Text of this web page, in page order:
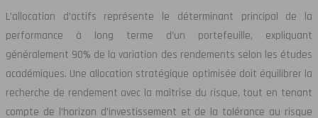
L’allocation d’actifs représente le déterminant principal de la
performance à long terme d’un portefeuille, expliquant
généralement 90% de la variation des rendements selon les études
académiques. Une allocation stratégique optimisée doit équilibrer la
recherche de rendement avec la maîtrise du risque, tout en tenant
compte de l’horizon d’investissement et de la tolérance au risque